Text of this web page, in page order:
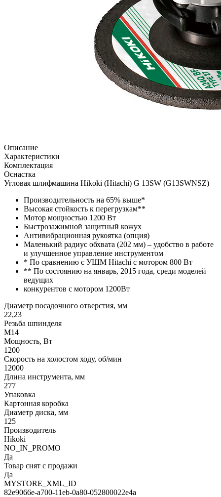
Описание
Характеристики
Комплектация
Оснастка
Угловая шлифмашина Hikoki (Hitachi) G 13SW (G13SWNSZ)
Производительность на 65% выше*
Высокая стойкость к перегрузкам**
Мотор мощностью 1200 Вт
Быстрозажимной защитный кожух
Антивибрационная рукоятка (опция)
Маленький радиус обхвата (202 мм) – удобство в работе
и улучшенное управление инструментом
* По сравнению с УШМ Hitachi с мотором 800 Вт
** По состоянию на январь, 2015 года, среди моделей
ведущих
конкурентов с мотором 1200Вт
Диаметр посадочного отверстия, мм
22,23
Резьба шпинделя
М14
Мощность, Вт
1200
Скорость на холостом ходу, об/мин
12000
Длина инструмента, мм
277
Упаковка
Картонная коробка
Диаметр диска, мм
125
Производитель
Hikoki
NO_IN_PROMO
Да
Товар снят с продажи
Да
MYSTORE_XML_ID
82e9066e-a700-11eb-0a80-052800022e4a